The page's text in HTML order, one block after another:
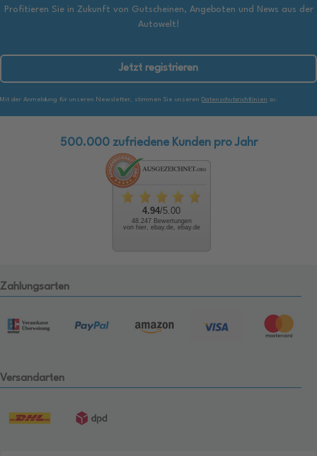
Profitieren Sie in Zukunft von Gutscheinen, Angeboten und News aus der
Autowelt!
Jetzt registrieren
Mit der Anmeldung für unseren Newsletter, stimmen Sie unseren Datenschutzrichtlinien zu.
500.000 zufriedene Kunden pro Jahr
4.94/5.00
48.247 Bewertungen
von hier, ebay.de, ebay.de
Zahlungsarten
Versandarten